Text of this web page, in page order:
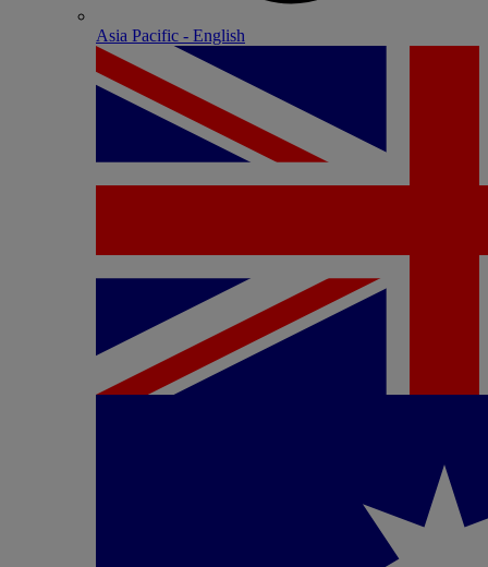
Asia Pacific - English